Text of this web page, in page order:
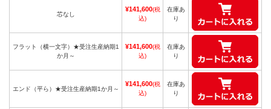
芯なし
¥141,600(税
込)
在庫あ
り
フラット（横一文字）★受注生産納期1
か月～
¥141,600(税
込)
在庫あ
り
エンド（平ら）★受注生産納期1か月～
¥141,600(税
込)
在庫あ
り